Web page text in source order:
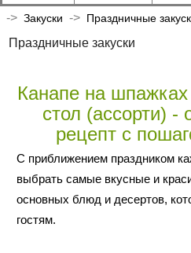
->Закуски -> Праздничные
Праздничные закуски
Канапе на
стол (ассорти) -
рецепт с
С приближением праздником
выбрать самые вкусные и
основных блюд и десертов,
гостям.